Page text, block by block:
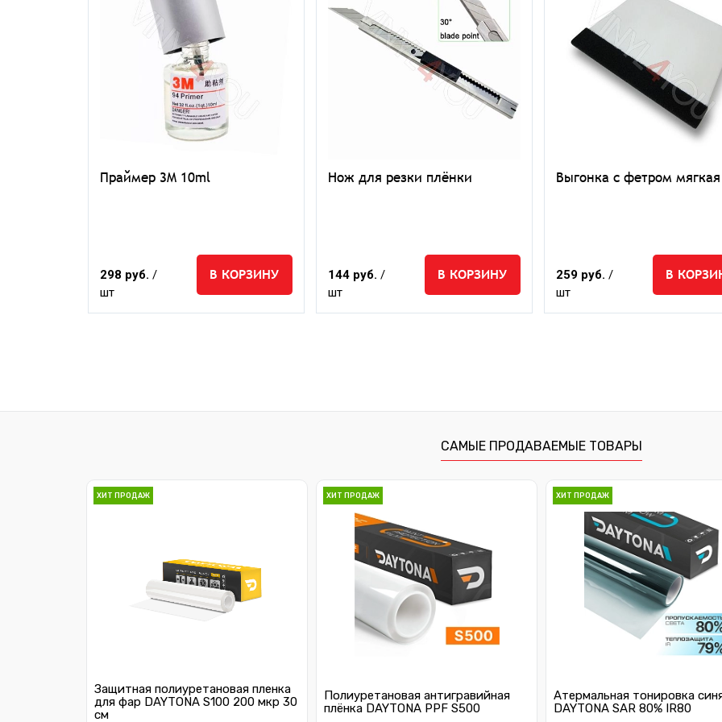
Праймер 3M 10ml
298 руб. /
шт
В КОРЗИНУ
Нож для резки плёнки
144 руб. /
шт
В КОРЗИНУ
Выгонка с фетром мягкая
259 руб. /
шт
В
САМЫЕ ПРОДАВАЕМЫЕ ТОВАРЫ
ХИТ ПРОДАЖ
Защитная полиуретановая пленка
для фар DAYTONA S100 200 мкр 30
см
ХИТ ПРОДАЖ
Полиуретановая антигравийная
плёнка DAYTONA PPF S500
ХИТ ПРОДАЖ
Атермальная тонировка
DAYTONA SAR 80% IR80